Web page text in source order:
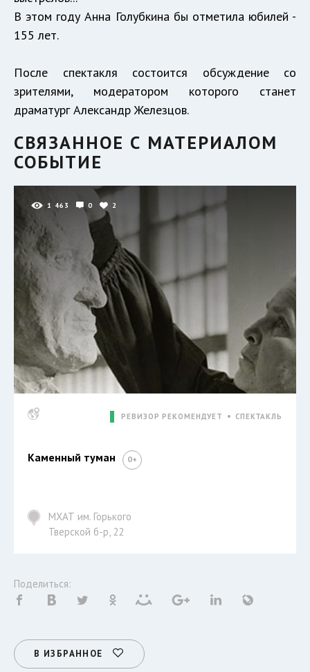
В этом году Анна Голубкина бы отметила юбилей -
155 лет.
После спектакля состоится обсуждение со
зрителями, модератором которого станет
драматург Александр Железцов.
СВЯЗАННОЕ С МАТЕРИАЛОМ
СОБЫТИЕ
1 463 0 2
РЕВИЗОР РЕКОМЕНДУЕТ СПЕКТАКЛЬ
Каменный туман
МХАТ им. Горького
Тверской б-р, 22
Поделиться:
В ИЗБРАННОЕ